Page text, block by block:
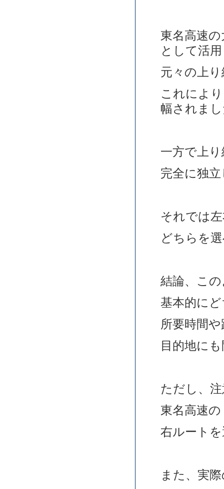
東名高速
として活
元々の上
これによ
幅されま
一方で上
完全に独
それでは
どちらを
結論、こ
基本的に
所要時間
目的地に
ただし、
東名高速
右ルート
また、実